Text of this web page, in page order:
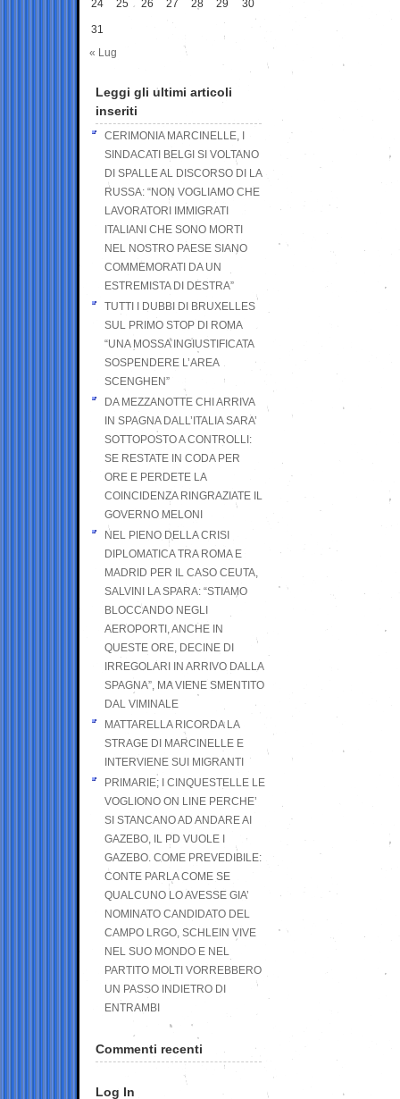
24 25 26 27 28 29 30
31
« Lug
Leggi gli ultimi articoli
inseriti
CERIMONIA MARCINELLE, I
SINDACATI BELGI SI VOLTANO
DI SPALLE AL DISCORSO DI LA
RUSSA: “NON VOGLIAMO CHE
LAVORATORI IMMIGRATI
ITALIANI CHE SONO MORTI
NEL NOSTRO PAESE SIANO
COMMEMORATI DA UN
ESTREMISTA DI DESTRA”
TUTTI I DUBBI DI BRUXELLES
SUL PRIMO STOP DI ROMA
“UNA MOSSA INGIUSTIFICATA
SOSPENDERE L’AREA
SCENGHEN”
DA MEZZANOTTE CHI ARRIVA
IN SPAGNA DALL’ITALIA SARA’
SOTTOPOSTO A CONTROLLI:
SE RESTATE IN CODA PER
ORE E PERDETE LA
COINCIDENZA RINGRAZIATE IL
GOVERNO MELONI
NEL PIENO DELLA CRISI
DIPLOMATICA TRA ROMA E
MADRID PER IL CASO CEUTA,
SALVINI LA SPARA: “STIAMO
BLOCCANDO NEGLI
AEROPORTI, ANCHE IN
QUESTE ORE, DECINE DI
IRREGOLARI IN ARRIVO DALLA
SPAGNA”, MA VIENE SMENTITO
DAL VIMINALE
MATTARELLA RICORDA LA
STRAGE DI MARCINELLE E
INTERVIENE SUI MIGRANTI
PRIMARIE; I CINQUESTELLE LE
VOGLIONO ON LINE PERCHE’
SI STANCANO AD ANDARE AI
GAZEBO, IL PD VUOLE I
GAZEBO. COME PREVEDIBILE:
CONTE PARLA COME SE
QUALCUNO LO AVESSE GIA’
NOMINATO CANDIDATO DEL
CAMPO LRGO, SCHLEIN VIVE
NEL SUO MONDO E NEL
PARTITO MOLTI VORREBBERO
UN PASSO INDIETRO DI
ENTRAMBI
Commenti recenti
Log In